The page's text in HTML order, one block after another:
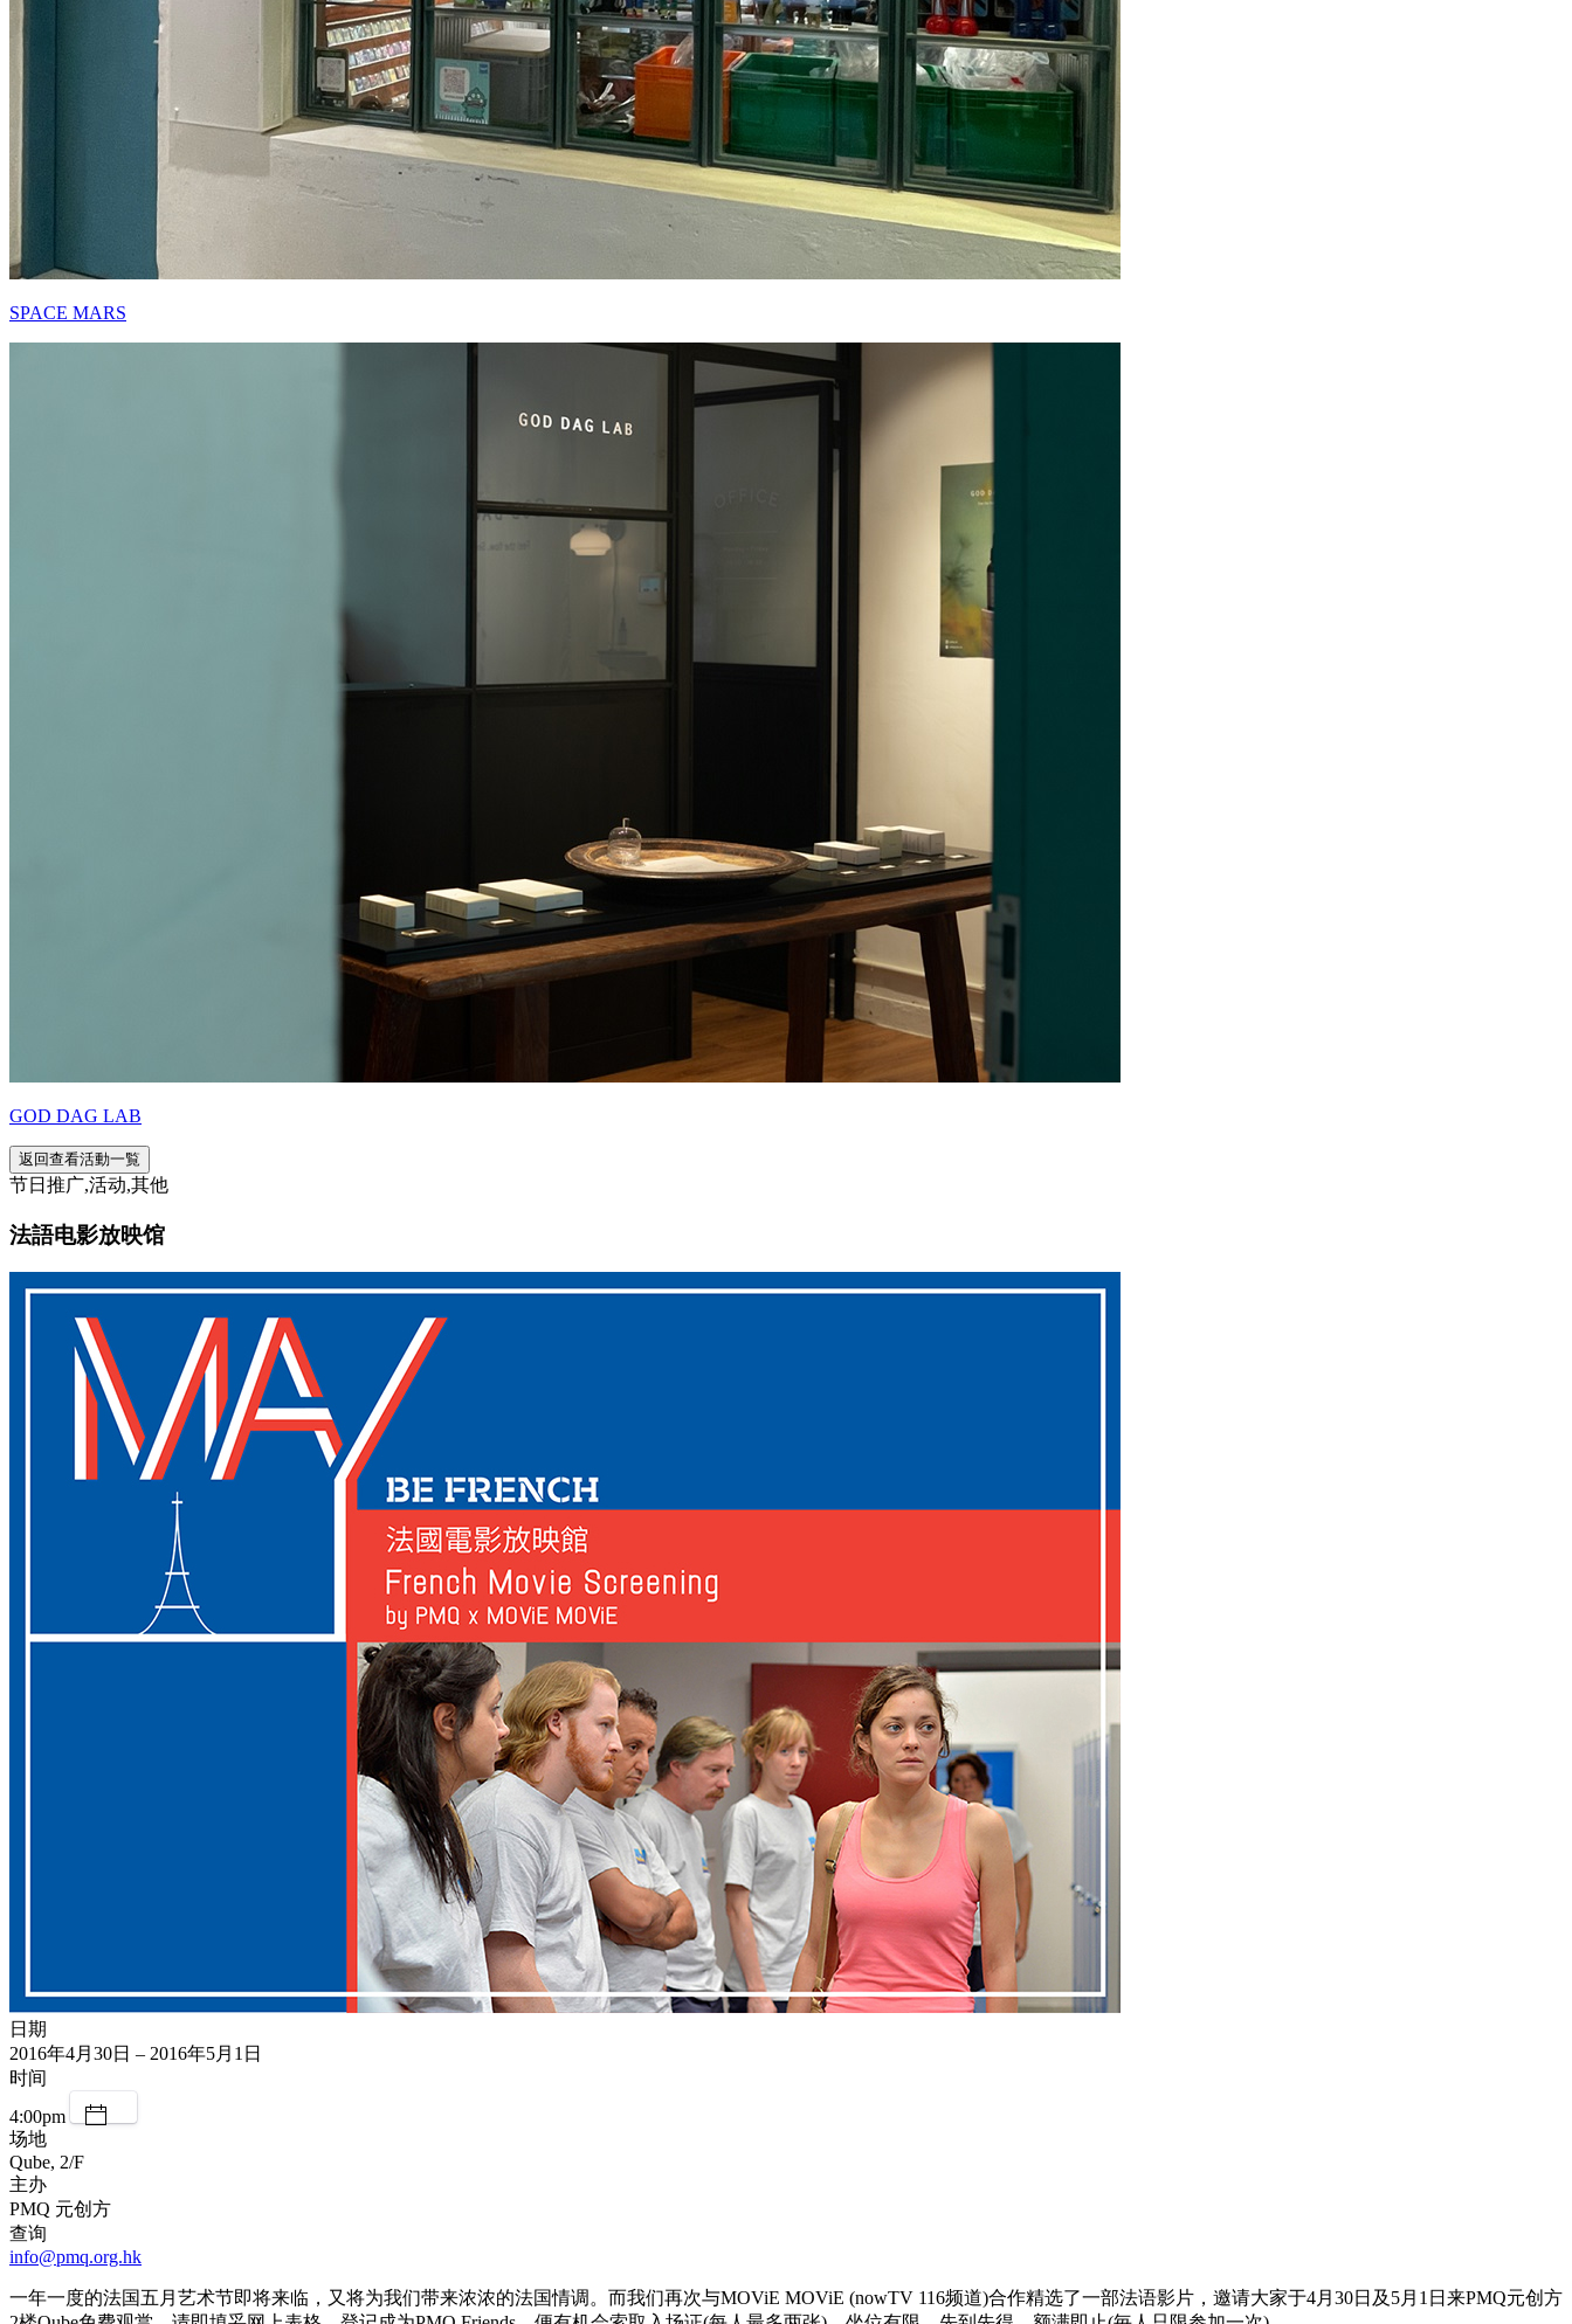
SPACE MARS
GOD DAG LAB
返回查看活動一覧
节日推广,活动,其他
法語电影放映馆
日期
2016年4月30日 – 2016年5月1日
时间
4:00pm
场地
Qube, 2/F
主办
PMQ 元创方
查询
info@pmq.org.hk
一年一度的法国五月艺术节即将来临，又将为我们带来浓浓的法国情调。而我们再次与MOViE MOViE (nowTV 116频道)合作精选了一部法语影片，邀请大家于4月30日及5月1日来PMQ元创方